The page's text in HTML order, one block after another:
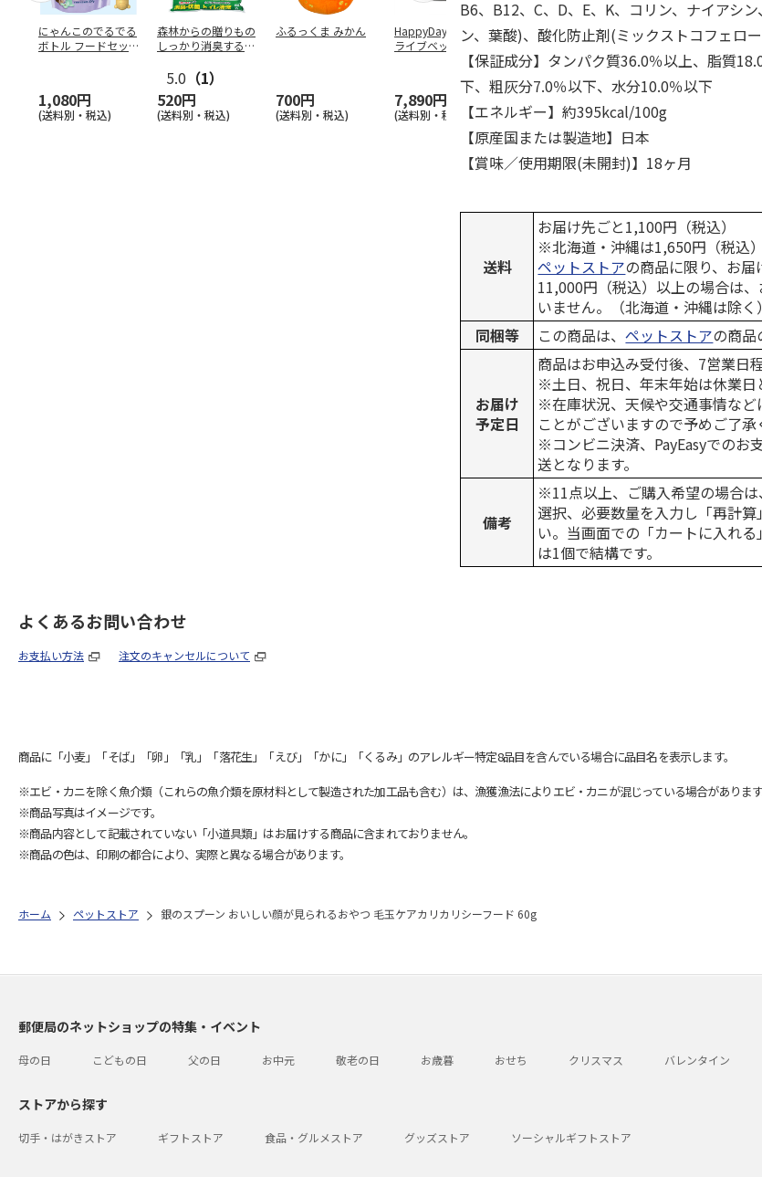
にゃんこのでるでる
ボトル フードセッ
1,080円
(送料別・税込)
森林からの贈りもの
しっかり消臭するひ
5.0 （1）
520円
(送料別・税込)
ふるっくま みかん
700円
(送料別・税込)
HappyDays 2wayド
ライブベッド グレ
7,890円
(送料別・税込)
獣医師開発 ニオイ
をとる砂専用 猫ト
イレ ナチュラルグ
1,550円
(送料別・税込)
デオトイレ 飛び散
らない消臭・抗菌サ
ンド 4L
1,320円
(送料別・税込)
B6、B12、C、D、E、K、コリン、ナイアシ
ン、葉酸)、酸化防止剤(ミックストコフェロ
【保証成分】タンパク質36.0％以上、脂質
下、粗灰分7.0％以下、水分10.0％以下
【エネルギー】約395kcal/100g
【原産国または製造地】日本
【賞味／使用期限(未開封)】18ヶ月
送料
お届け先ごと1,100円（税込）
※北海道・沖縄は1,650円（税込）
ペットストアの商品に限り、お
11,000円（税込）以上の場合は
いません。（北海道・沖縄は除く）
同梱等
この商品は、ペットストアの商品
お届け
予定日
商品はお申込み受付後、7営業日
※土日、祝日、年末年始は休業日
※在庫状況、天候や交通事情など
ことがございますので予めご了承
※コンビニ決済、PayEasyでのお
送となります。
備考
※11点以上、ご購入希望の場合
選択、必要数量を入力し「再計
い。当画面での「カートに入れ
は1個で結構です。
よくあるお問い合わせ
お支払い方法 注文のキャンセルについて
商品に「小麦」「そば」「卵」「乳」「落花生」「えび」「かに」「くるみ」のアレルギー特定8品目を含んでいる場合に品目名を表示します。
※エビ・カニを除く魚介類（これらの魚介類を原材料として製造された加工品も含む）は、漁獲漁法によりエビ・カニが混じっている場合がありま
※商品写真はイメージです。
※商品内容として記載されていない「小道具類」はお届けする商品に含まれておりません。
※商品の色は、印刷の都合により、実際と異なる場合があります。
ホーム ペットストア 銀のスプーン おいしい顔が見られるおやつ 毛玉ケアカリカリシーフード 60g
郵便局のネットショップの特集・イベント
母の日 こどもの日 父の日 お中元 敬老の日 お歳暮 おせち クリスマス バレンタイン
ストアから探す
切手・はがきストア ギフトストア 食品・グルメストア グッズストア ソーシャルギフトストア